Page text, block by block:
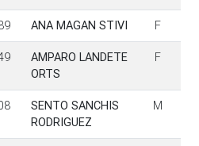
ANA MAGAN STIVI F
AMPARO LANDETE
ORTS
F
SENTO SANCHIS
RODRIGUEZ
M